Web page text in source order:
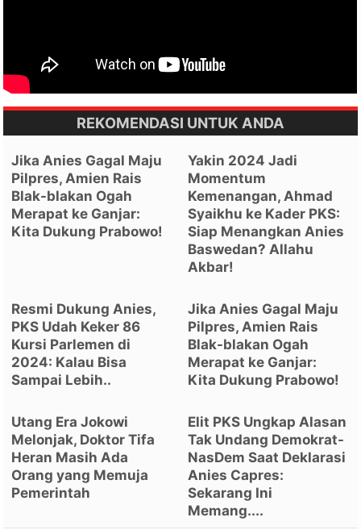
REKOMENDASI UNTUK ANDA
Jika Anies Gagal Maju
Pilpres, Amien Rais
Blak-blakan Ogah
Merapat ke Ganjar:
Kita Dukung Prabowo!
Yakin 2024 Jadi
Momentum
Kemenangan, Ahmad
Syaikhu ke Kader PKS:
Siap Menangkan Anies
Baswedan? Allahu
Akbar!
Resmi Dukung Anies,
PKS Udah Keker 86
Kursi Parlemen di
2024: Kalau Bisa
Sampai Lebih..
Jika Anies Gagal Maju
Pilpres, Amien Rais
Blak-blakan Ogah
Merapat ke Ganjar:
Kita Dukung Prabowo!
Utang Era Jokowi
Melonjak, Doktor Tifa
Heran Masih Ada
Orang yang Memuja
Pemerintah
Elit PKS Ungkap Alasan
Tak Undang Demokrat-
NasDem Saat Deklarasi
Anies Capres:
Sekarang Ini
Memang....